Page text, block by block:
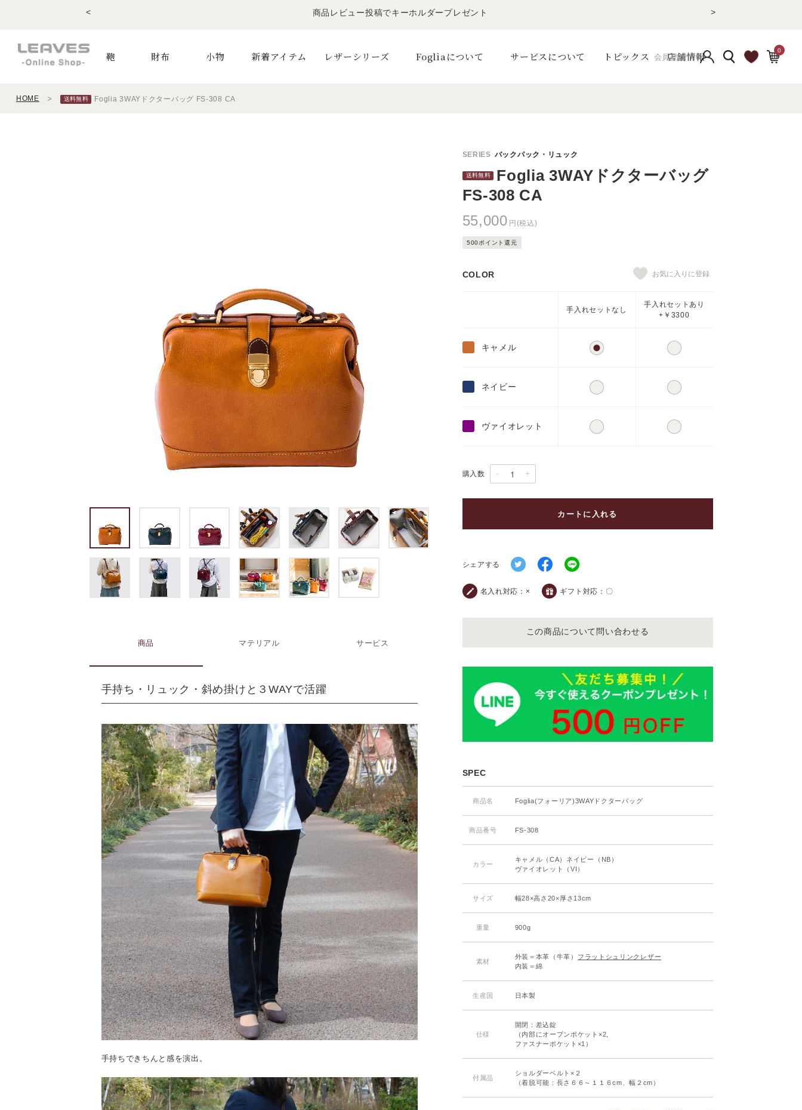
<
LINE友だちで500円OFFクーポンプレゼント
>
鞄 財布 小物 新着アイテム レザーシリーズ Fogliaについて サービスについて トピックス 店舗情報
会員登録
0
HOME Foglia 3WAYドクターバッグ FS-308 CA
商品 マテリアル サービス
手持ち・リュック・斜め掛けと３WAYで活躍
手持ちできちんと感を演出。
Foglia 3WAYドクターバッグ
FS-308 CA
55,000 円(税込)
500ポイント還元
COLOR
手入れセットなし
手入れセットあり
+￥3300
キャメル
ネイビー
ヴァイオレット
購入数 - +
カートに入れる
シェアする
名入れ対応： × ギフト対応： 〇
この商品について問い合わせる
SPEC
商品名 Foglia(フォーリア)3WAYドクターバッグ
商品番号 FS-308
カラー
キャメル（CA）ネイビー（NB）
ヴァイオレット（VI）
サイズ 幅28×高さ20×厚さ13cm
重量 900g
素材
外装＝本革（牛革） フラットシュリンクレザー
内装＝綿
生産国 日本製
仕様
開閉：差込錠
（内部にオープンポケット×2,
ファスナーポケット×1）
付属品
ショルダーベルト×２
（着脱可能：長さ６６～１１６cm、幅２cm）